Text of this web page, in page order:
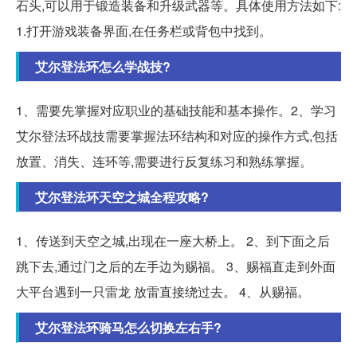
石头,可以用于锻造装备和升级武器等。具体使用方法如下:
1.打开游戏装备界面,在任务栏或背包中找到。
艾尔登法环怎么学战技?
1、需要先掌握对应职业的基础技能和基本操作。2、学习
艾尔登法环战技需要掌握法环结构和对应的操作方式,包括
放置、消失、连环等,需要进行反复练习和熟练掌握。
艾尔登法环天空之城全程攻略?
1、传送到天空之城,出现在一座大桥上。 2、到下面之后
跳下去,通过门之后的左手边为赐福。 3、赐福直走到外面
大平台遇到一只雷龙 放雷直接绕过去。 4、从赐福。
艾尔登法环骑马怎么切换左右手?